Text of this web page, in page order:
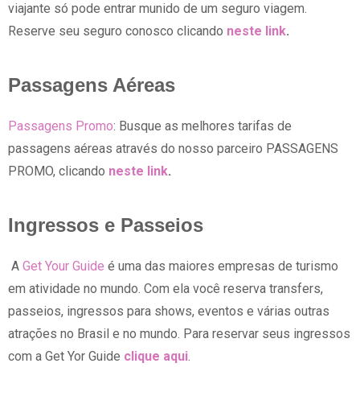
viajante só pode entrar munido de um seguro viagem.
Reserve seu seguro conosco clicando neste link.
Passagens Aéreas
Passagens Promo: Busque as melhores tarifas de
passagens aéreas através do nosso parceiro PASSAGENS
PROMO, clicando neste link.
Ingressos e Passeios
A Get Your Guide é uma das maiores empresas de turismo
em atividade no mundo. Com ela você reserva transfers,
passeios, ingressos para shows, eventos e várias outras
atrações no Brasil e no mundo. Para reservar seus ingressos
com a Get Yor Guide clique aqui.